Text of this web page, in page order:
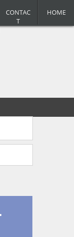
HOME
CONTAC
T